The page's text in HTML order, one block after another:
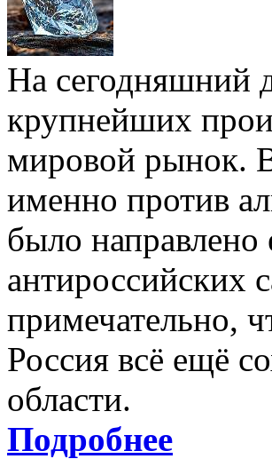
На сегодняшний
крупнейших
мировой рынок.
именно против
было направлено
антироссийских
примечательно,
Россия всё ещё
области.
Подробнее